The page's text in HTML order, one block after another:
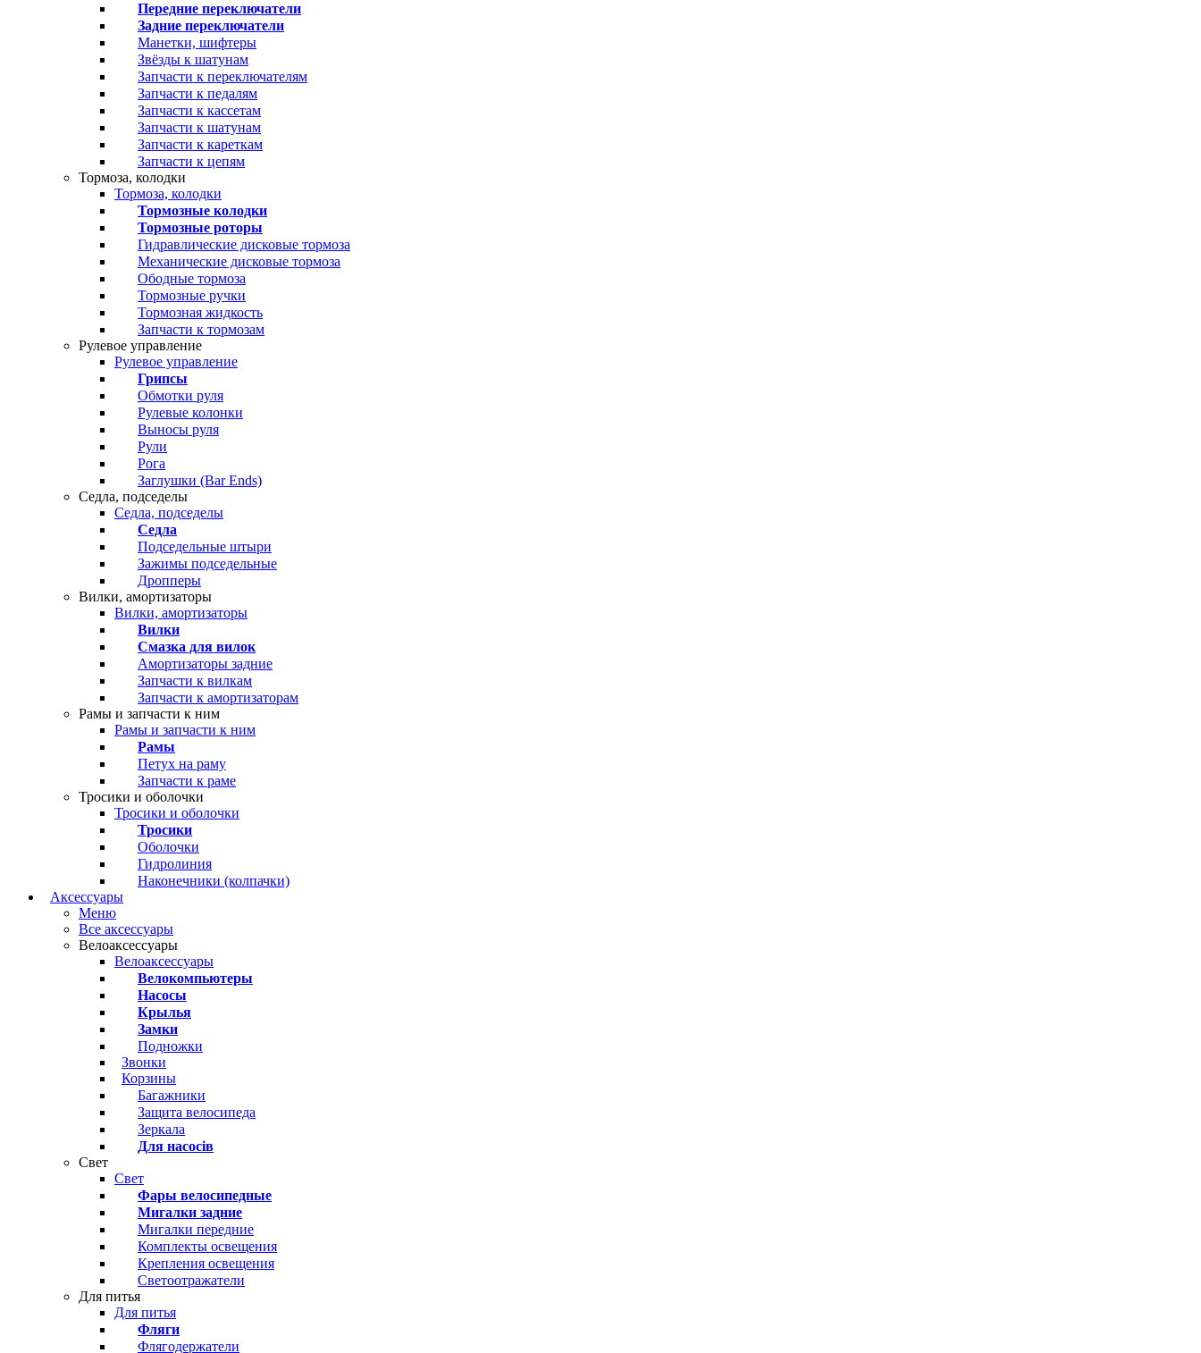
Передние переключатели
Задние переключатели
Манетки, шифтеры
Звёзды к шатунам
Запчасти к переключателям
Запчасти к педалям
Запчасти к кассетам
Запчасти к шатунам
Запчасти к кареткам
Запчасти к цепям
Тормоза, колодки
Тормоза, колодки
Тормозные колодки
Тормозные роторы
Гидравлические дисковые тормоза
Механические дисковые тормоза
Ободные тормоза
Тормозные ручки
Тормозная жидкость
Запчасти к тормозам
Рулевое управление
Рулевое управление
Грипсы
Обмотки руля
Рулевые колонки
Выносы руля
Рули
Рога
Заглушки (Bar Ends)
Седла, подседелы
Седла, подседелы
Седла
Подседельные штыри
Зажимы подседельные
Дропперы
Вилки, амортизаторы
Вилки, амортизаторы
Вилки
Смазка для вилок
Амортизаторы задние
Запчасти к вилкам
Запчасти к амортизаторам
Рамы и запчасти к ним
Рамы и запчасти к ним
Рамы
Петух на раму
Запчасти к раме
Тросики и оболочки
Тросики и оболочки
Тросики
Оболочки
Гидролиния
Наконечники (колпачки)
Аксессуары
Меню
Все аксессуары
Велоаксессуары
Велоаксессуары
Велокомпьютеры
Насосы
Крылья
Замки
Подножки
Звонки
Корзины
Багажники
Защита велосипеда
Зеркала
Для насосів
Свет
Свет
Фары велосипедные
Мигалки задние
Мигалки передние
Комплекты освещения
Крепления освещения
Светоотражатели
Для питья
Для питья
Фляги
Флягодержатели